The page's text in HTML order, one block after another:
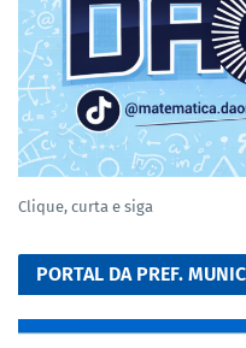
Clique, curta e siga
PORTAL DA PREF.